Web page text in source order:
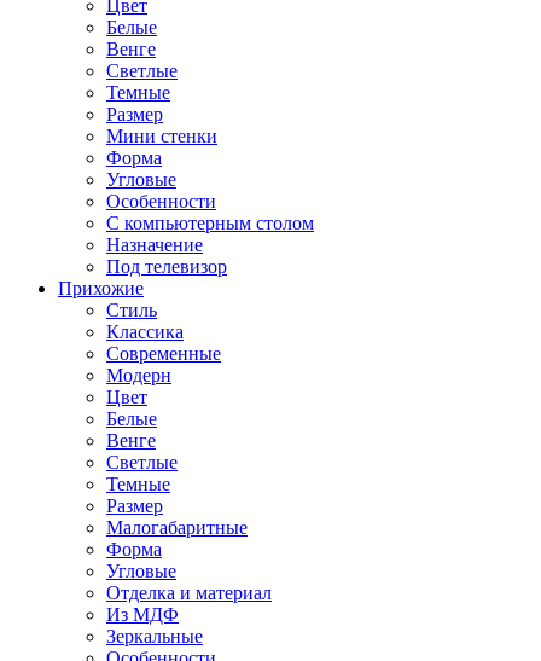
Цвет
Белые
Венге
Светлые
Темные
Размер
Мини стенки
Форма
Угловые
Особенности
С компьютерным столом
Назначение
Под телевизор
Прихожие
Стиль
Классика
Современные
Модерн
Цвет
Белые
Венге
Светлые
Темные
Размер
Малогабаритные
Форма
Угловые
Отделка и материал
Из МДФ
Зеркальные